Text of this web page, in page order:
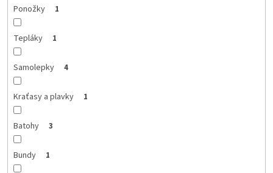
Ponožky 1
Tepláky 1
Samolepky 4
Kraťasy a plavky 1
Batohy 3
Bundy 1